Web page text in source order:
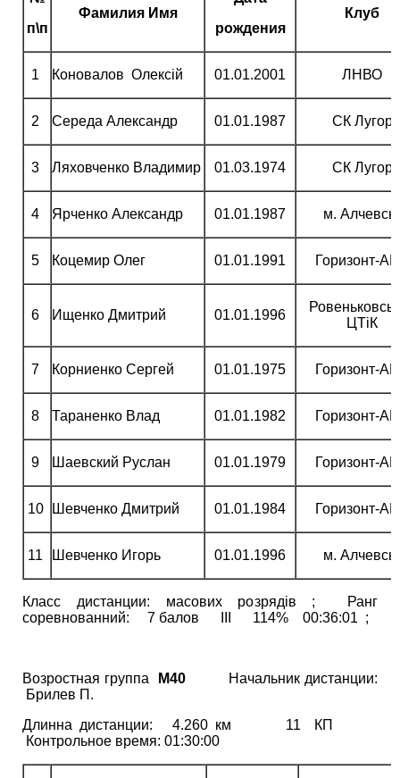
п\п
Фамилия Имя
рождения
Клуб
1 Коновалов Олексій 01.01.2001 ЛНВО
2 Середа Александр 01.01.1987 СК Лугор
3 Ляховченко Владимир 01.03.1974 СК Лугор
4 Ярченко Александр 01.01.1987 м.
5 Коцемир Олег 01.01.1991 Горизонт-
6 Ищенко Дмитрий 01.01.1996
ЦТіК
7 Корниенко Сергей 01.01.1975 Горизонт-
8 Тараненко Влад 01.01.1982 Горизонт-
9 Шаевский Руслан 01.01.1979 Горизонт-
10 Шевченко Дмитрий 01.01.1984 Горизонт-
11 Шевченко Игорь 01.01.1996 м.
Класс дистанции: масових розрядів ; Ранг
соревнованний: 7 балов ІІІ 114% 00:36:01 ;
Возростная группа М40
Начальник дистанции:
Брилев П.
Длинна дистанции: 4.260 км 11 КП
Контрольное время: 01:30:00